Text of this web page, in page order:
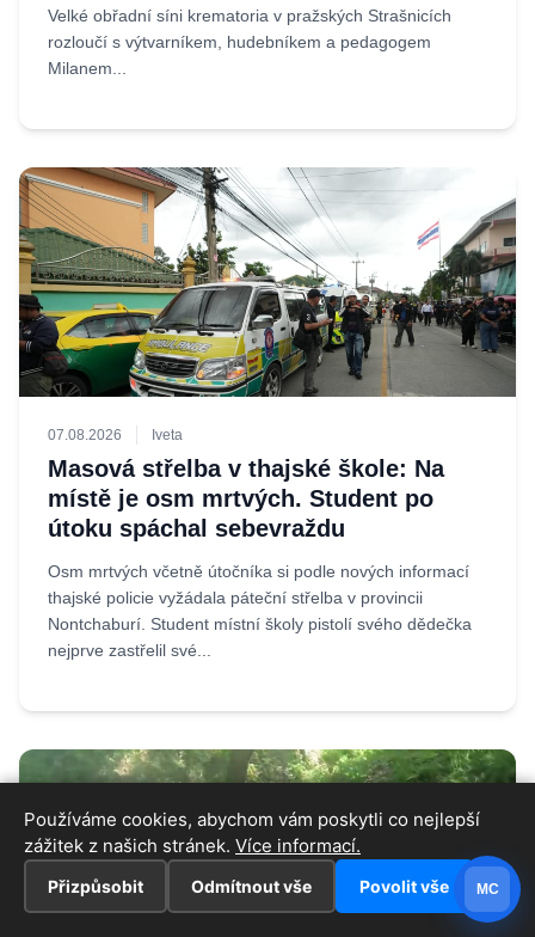
Velké obřadní síni krematoria v pražských Strašnicích
rozloučí s výtvarníkem, hudebníkem a pedagogem
Milanem...
07.08.2026 Iveta
Masová střelba v thajské škole: Na
místě je osm mrtvých. Student po
útoku spáchal sebevraždu
Osm mrtvých včetně útočníka si podle nových informací
thajské policie vyžádala páteční střelba v provincii
Nontchaburí. Student místní školy pistolí svého dědečka
nejprve zastřelil své...
Používáme cookies, abychom vám poskytli co nejlepší
zážitek z našich stránek. Více informací.
Přizpůsobit Odmítnout vše Povolit vše MC